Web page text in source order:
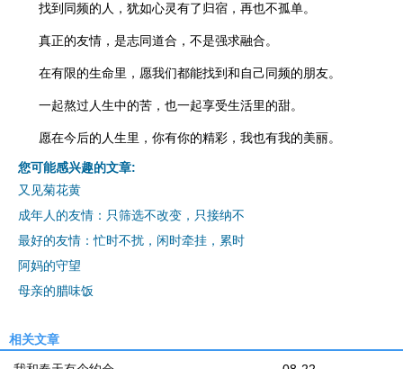
找到同频的人，犹如心灵有了归宿，再也不孤单。
真正的友情，是志同道合，不是强求融合。
在有限的生命里，愿我们都能找到和自己同频的朋友。
一起熬过人生中的苦，也一起享受生活里的甜。
愿在今后的人生里，你有你的精彩，我也有我的美丽。
您可能感兴趣的文章:
又见菊花黄
成年人的友情：只筛选不改变，只接纳不
最好的友情：忙时不扰，闲时牵挂，累时
阿妈的守望
母亲的腊味饭
相关文章